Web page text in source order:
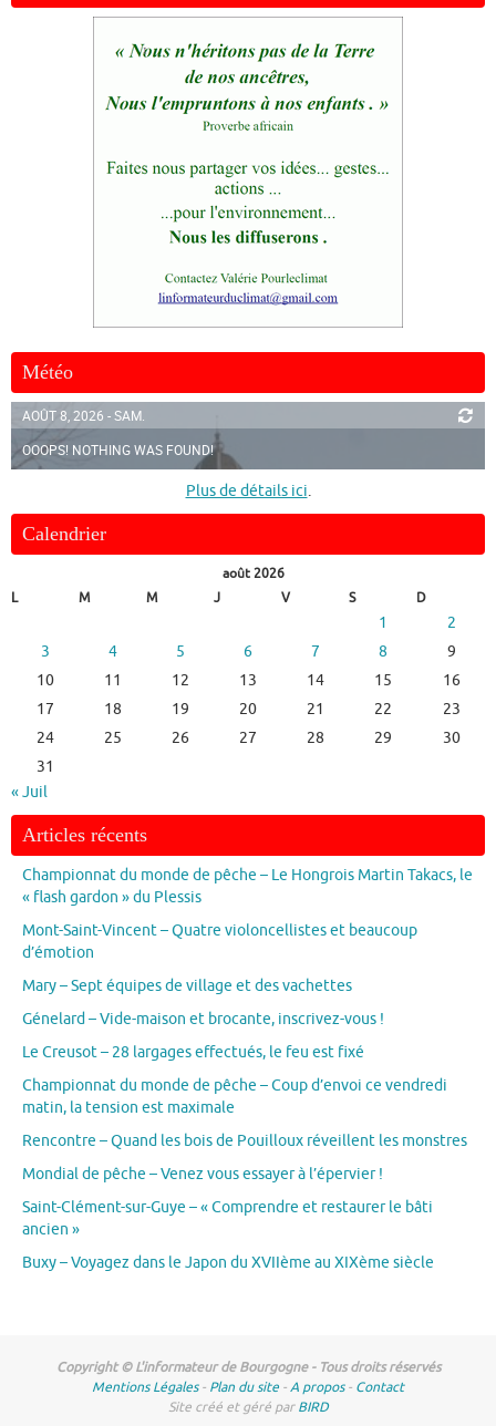
Météo
AOÛT 8, 2026 - SAM.
OOOPS! NOTHING WAS FOUND!
Plus de détails ici.
Calendrier
août 2026
L
M M J V S D
1
2
3
4 5 6 7 8
9
10
11 12 13 14 15
16
17
18 19 20 21 22
23
24
25 26 27 28 29
30
31
« Juil
Articles récents
Championnat du monde de pêche – Le Hongrois Martin Takacs, le
« flash gardon » du Plessis
Mont-Saint-Vincent – Quatre violoncellistes et beaucoup
d’émotion
Mary – Sept équipes de village et des vachettes
Génelard – Vide-maison et brocante, inscrivez-vous !
Le Creusot – 28 largages effectués, le feu est fixé
Championnat du monde de pêche – Coup d’envoi ce vendredi
matin, la tension est maximale
Rencontre – Quand les bois de Pouilloux réveillent les monstres
Mondial de pêche – Venez vous essayer à l’épervier !
Saint-Clément-sur-Guye – « Comprendre et restaurer le bâti
ancien »
Buxy – Voyagez dans le Japon du XVIIème au XIXème siècle
Copyright © L'informateur de Bourgogne - Tous droits réservés
Mentions Légales- Plan du site -A propos- Contact
Site créé et géré parBIRD